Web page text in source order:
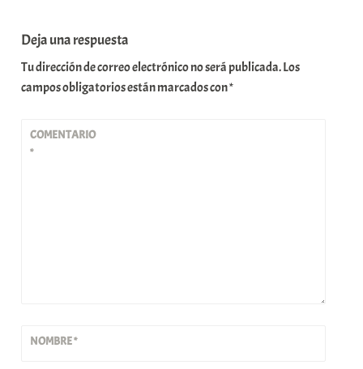
Deja una respuesta
Tu dirección de correo electrónico no será publicada.Los
campos obligatorios están marcados con*
COMENTARIO
*
NOMBRE*